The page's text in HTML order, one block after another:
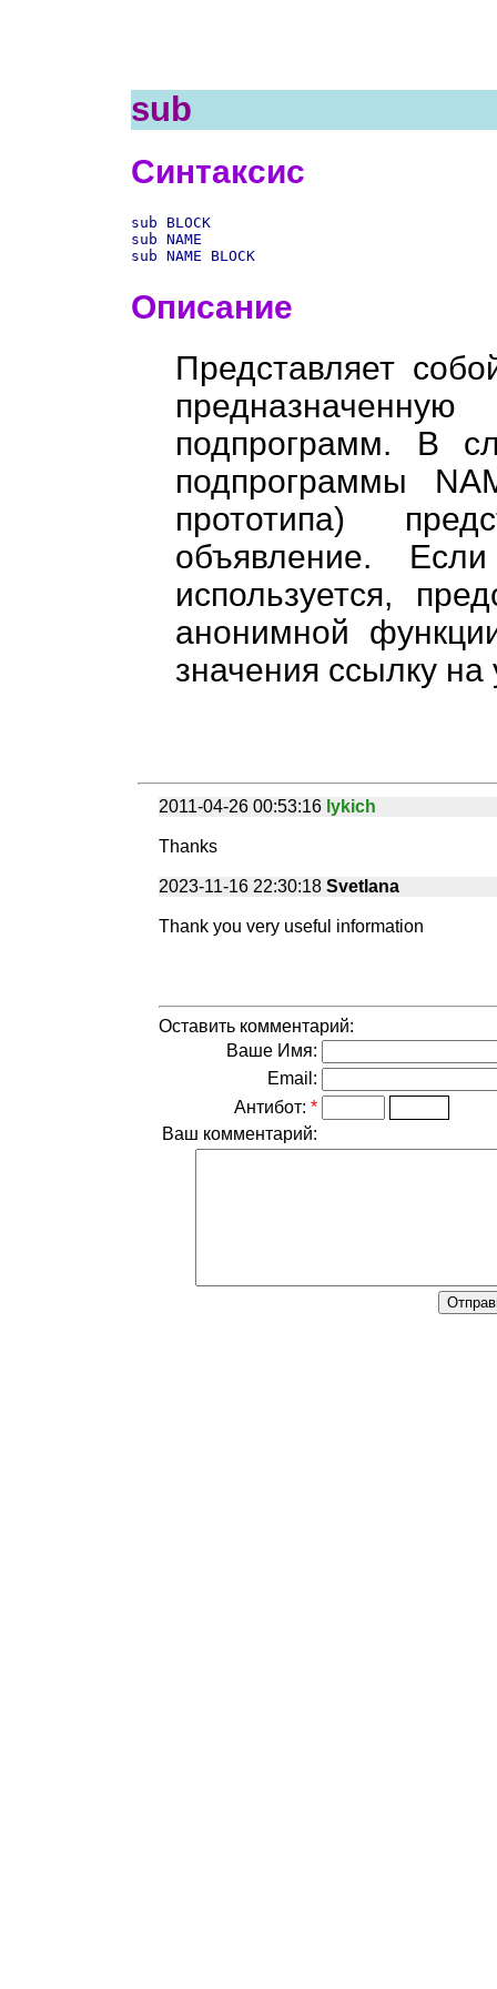
sub
Синтаксис
sub BLOCK
sub NAME
Описание
Представляет
подпрограмм. В
подпрограммы
прототипа)
объявление.
используется,
анонимной
значения ссылку
2011-04-26 00:53:16 lykich
Thanks
2023-11-16 22:30:18 Svetlana
Thank you very useful information
Оставить комментарий:
Ваше Имя:
Email:
Антибот: *
Ваш комментарий: